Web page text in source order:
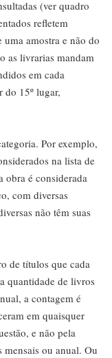
(ver quadro
refletem
uma amostra e não do
as livrarias mandam
em cada
do 15º lugar,
Por exemplo,
na lista de
obra é considerada
com diversas
não têm suas
de títulos que cada
quantidade de livros
a contagem é
em quaisquer
e não pela
ou anual. Ou